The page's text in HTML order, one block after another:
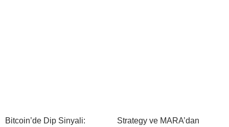
Bitcoin’de Dip Sinyali:
Strategy ve MARA’dan